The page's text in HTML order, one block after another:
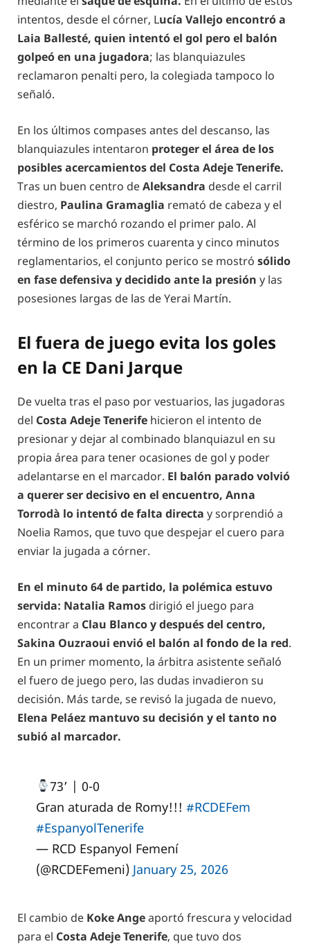
intentos, desde el córner, Lucía Vallejo encontró a
Laia Ballesté, quien intentó el gol pero el balón
golpeó en una jugadora; las blanquiazules
reclamaron penalti pero, la colegiada tampoco lo
señaló.
En los últimos compases antes del descanso, las
blanquiazules intentaron proteger el área de los
posibles acercamientos del Costa Adeje Tenerife.
Tras un buen centro deAleksandra desde el carril
diestro, Paulina Gramaglia remató de cabeza y el
esférico se marchó rozando el primer palo. Al
término de los primeros cuarenta y cinco minutos
reglamentarios, el conjunto perico se mostró sólido
en fase defensiva y decidido ante la presión y las
posesiones largas de las de Yerai Martín.
El fuera de juego evita los goles
en la CE Dani Jarque
De vuelta tras el paso por vestuarios, las jugadoras
del Costa Adeje Tenerife hicieron el intento de
presionar y dejar al combinado blanquiazul en su
propia área para tener ocasiones de gol y poder
adelantarse en el marcador. El balón parado volvió
a querer ser decisivo en el encuentro, Anna
Torrodà lo intentó de falta directa y sorprendió a
Noelia Ramos, que tuvo que despejar el cuero para
enviar la jugada a córner.
En el minuto 64 de partido, la polémica estuvo
servida: Natalia Ramos dirigió el juego para
encontrar a Clau Blanco y después del centro,
Sakina Ouzraoui envió el balón al fondo de la red.
En un primer momento, la árbitra asistente señaló
el fuero de juego pero, las dudas invadieron su
decisión. Más tarde, se revisó la jugada de nuevo,
Elena Peláez mantuvo su decisión y el tanto no
subió al marcador.
73’ | 0-0
Gran aturada de Romy!!! #RCDEFem
#EspanyolTenerife
— RCD Espanyol Femení
(@RCDEFemeni) January 25, 2026
El cambio de Koke Angeaportó frescura y velocidad
para el Costa Adeje Tenerife, que tuvo dos